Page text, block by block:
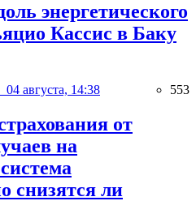
энергетического
Кассис в Баку
04 августа, 14:38 553
от
на
снизятся ли